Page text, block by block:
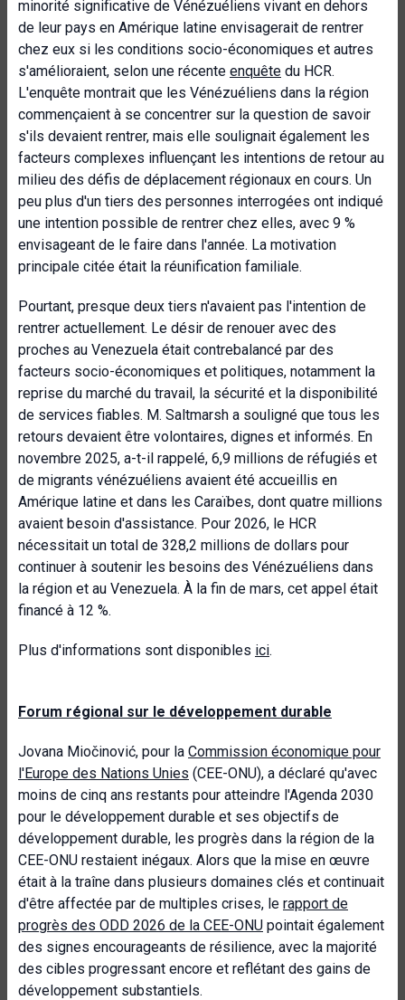
minorité significative de Vénézuéliens vivant en dehors
de leur pays en Amérique latine envisagerait de rentrer
chez eux si les conditions socio-économiques et autres
s'amélioraient, selon une récente enquête du HCR.
L'enquête montrait que les Vénézuéliens dans la région
commençaient à se concentrer sur la question de savoir
s'ils devaient rentrer, mais elle soulignait également les
facteurs complexes influençant les intentions de retour au
milieu des défis de déplacement régionaux en cours. Un
peu plus d'un tiers des personnes interrogées ont indiqué
une intention possible de rentrer chez elles, avec 9 %
envisageant de le faire dans l'année. La motivation
principale citée était la réunification familiale.
Pourtant, presque deux tiers n'avaient pas l'intention de
rentrer actuellement. Le désir de renouer avec des
proches au Venezuela était contrebalancé par des
facteurs socio-économiques et politiques, notamment la
reprise du marché du travail, la sécurité et la disponibilité
de services fiables. M. Saltmarsh a souligné que tous les
retours devaient être volontaires, dignes et informés. En
novembre 2025, a-t-il rappelé, 6,9 millions de réfugiés et
de migrants vénézuéliens avaient été accueillis en
Amérique latine et dans les Caraïbes, dont quatre millions
avaient besoin d'assistance. Pour 2026, le HCR
nécessitait un total de 328,2 millions de dollars pour
continuer à soutenir les besoins des Vénézuéliens dans
la région et au Venezuela. À la fin de mars, cet appel était
financé à 12 %.
Plus d'informations sont disponibles ici.
Forum régional sur le développement durable
Jovana Miočinović, pour la Commission économique pour
l'Europe des Nations Unies (CEE-ONU), a déclaré qu'avec
moins de cinq ans restants pour atteindre l'Agenda 2030
pour le développement durable et ses objectifs de
développement durable, les progrès dans la région de la
CEE-ONU restaient inégaux. Alors que la mise en œuvre
était à la traîne dans plusieurs domaines clés et continuait
d'être affectée par de multiples crises, le rapport de
progrès des ODD 2026 de la CEE-ONU pointait également
des signes encourageants de résilience, avec la majorité
des cibles progressant encore et reflétant des gains de
développement substantiels.